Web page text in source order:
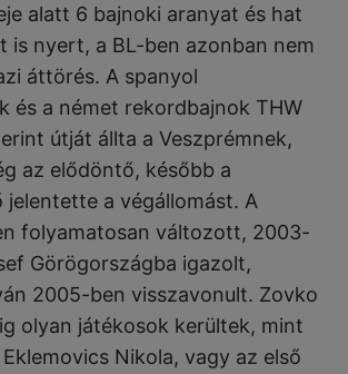
alatt 6 bajnoki aranyat és hat
is nyert, a BL-ben azonban nem
áttörés. A spanyol
és a német rekordbajnok THW
útját állta a Veszprémnek,
az elődöntő, később a
jelentette a végállomást. A
folyamatosan változott, 2003-
Görögországba igazolt,
2005-ben visszavonult. Zovko
olyan játékosok kerültek, mint
Nikola, vagy az első